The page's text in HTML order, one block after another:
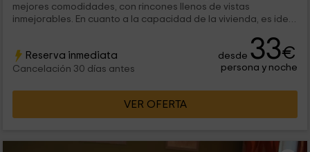
mejores comodidades, con rincones llenos de vistas
inmejorables. En cuanto a la capacidad de la vivienda, es ideal
Reserva inmediata
Cancelación 30 días antes
desde 33€
persona y noche
VER OFERTA